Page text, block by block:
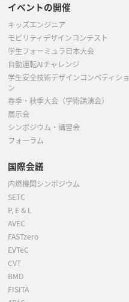
イベントの開催
キッズエンジニア
モビリティデザインコンテスト
学生フォーミュラ日本大会
自動運転AIチャレンジ
学生安全技術デザインコンペティショ
ン
春季・秋季大会（学術講演会）
展示会
シンポジウム・講習会
フォーラム
国際会議
内燃機関シンポジウム
SETC
P, E & L
AVEC
FASTzero
EVTeC
CVT
BMD
FISITA